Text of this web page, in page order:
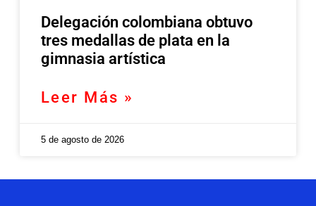
Delegación colombiana obtuvo
tres medallas de plata en la
gimnasia artística
Leer Más »
5 de agosto de 2026